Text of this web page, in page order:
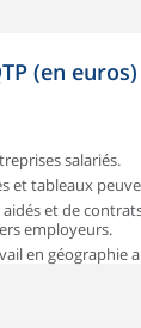
(en
salariés.
et tableaux
et de
employeurs.
en géographie